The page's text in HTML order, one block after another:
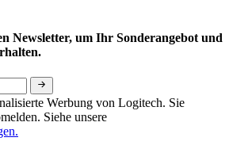
Newsletter, um Ihr Sonderangebot und
Werbung von Logitech. Sie
Siehe unsere